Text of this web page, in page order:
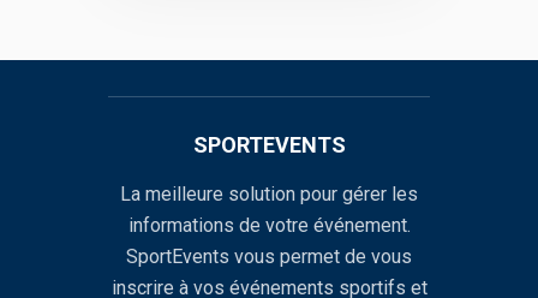
SPORTEVENTS
La meilleure solution pour gérer les
informations de votre événement.
SportEvents vous permet de vous
inscrire à vos événements sportifs et